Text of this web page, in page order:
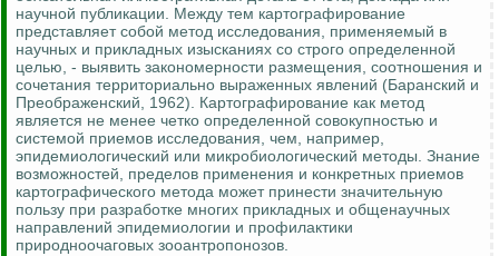
научной публикации. Между тем картографирование
представляет собой метод исследования, применяемый в
научных и прикладных изысканиях со строго определенной
целью, - выявить закономерности размещения, соотношения и
сочетания территориально выраженных явлений (Баранский и
Преображенский, 1962). Картографирование как метод
является не менее четко определенной совокупностью и
системой приемов исследования, чем, например,
эпидемиологический или микробиологический методы. Знание
возможностей, пределов применения и конкретных приемов
картографического метода может принести значительную
пользу при разработке многих прикладных и общенаучных
направлений эпидемиологии и профилактики
природноочаговых зооантропонозов.